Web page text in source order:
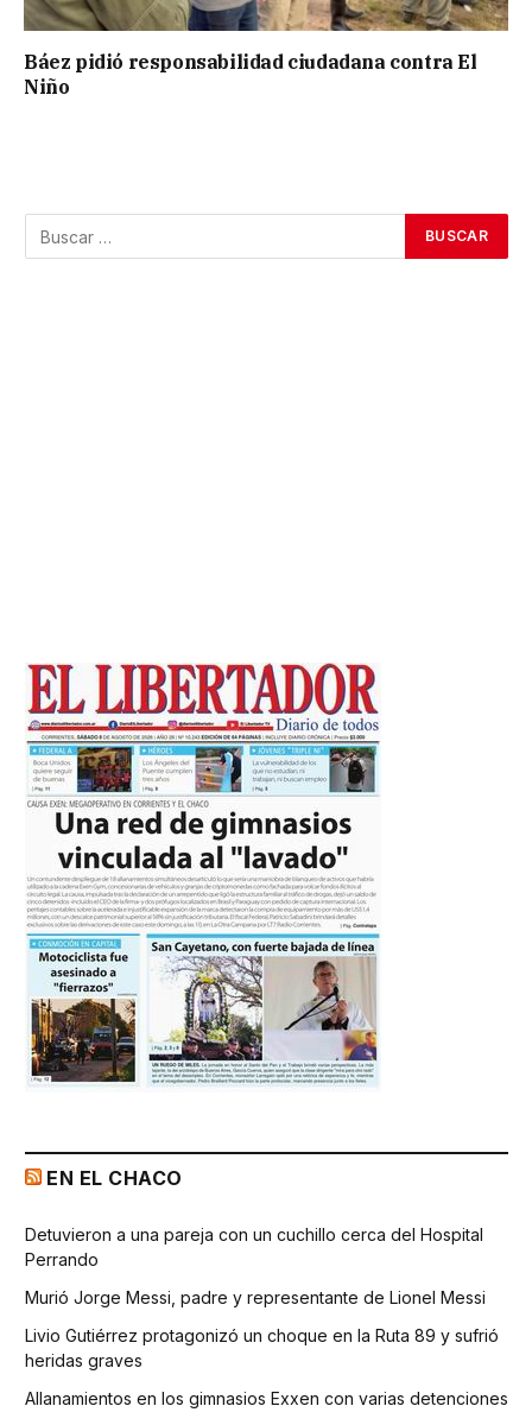
Báez pidió responsabilidad ciudadana contra El
Niño
EN EL CHACO
Detuvieron a una pareja con un cuchillo cerca del Hospital
Perrando
Murió Jorge Messi, padre y representante de Lionel Messi
Livio Gutiérrez protagonizó un choque en la Ruta 89 y sufrió
heridas graves
Allanamientos en los gimnasios Exxen con varias detenciones